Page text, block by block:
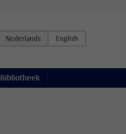
Bibliotheek